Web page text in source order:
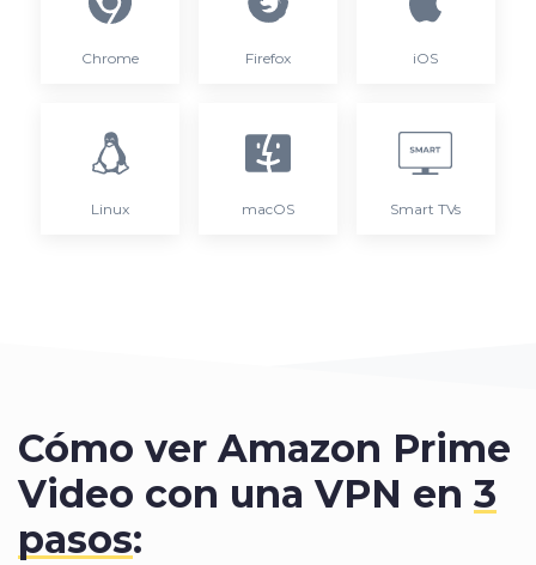
Chrome Firefox iOS
Linux macOS Smart TVs
Cómo ver Amazon Prime
Video con una VPN en 3
pasos: